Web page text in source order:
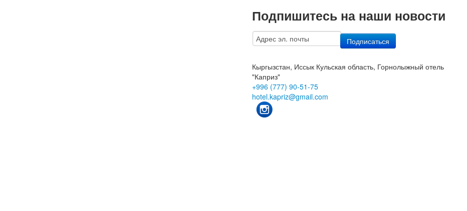
Подпишитесь на наши новости
Кыргызстан, Иссык Кульская область, Горнолыжный отель
"Каприз"
+996 (777) 90-51-75
hotel.kapriz@gmail.com